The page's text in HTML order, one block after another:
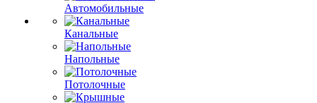
Автомобильные
Канальные
Напольные
Потолочные